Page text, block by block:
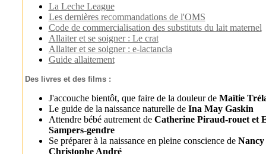
La Leche League
Les dernières recommandations de l'OMS
Code de commercialisation des substituts du lait maternel
Allaiter et se soigner : Le crat
Allaiter et se soigner : e-lactancia
Guide allaitement
Des livres et des films :
J'accouche bientôt, que faire de la douleur de Maïtie
Le guide de la naissance naturelle de Ina May Gaskin
Attendre bébé autrement de Catherine Piraud-rouet et
Sampers-gendre
Se préparer à la naissance en pleine conscience de Nancy
Christophe André